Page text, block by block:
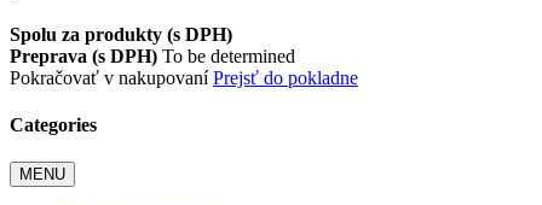
Spolu za produkty (s DPH)
Preprava (s DPH) To be determined
Pokračovať v nakupovaníPrejsť do pokladne
Categories
MENU